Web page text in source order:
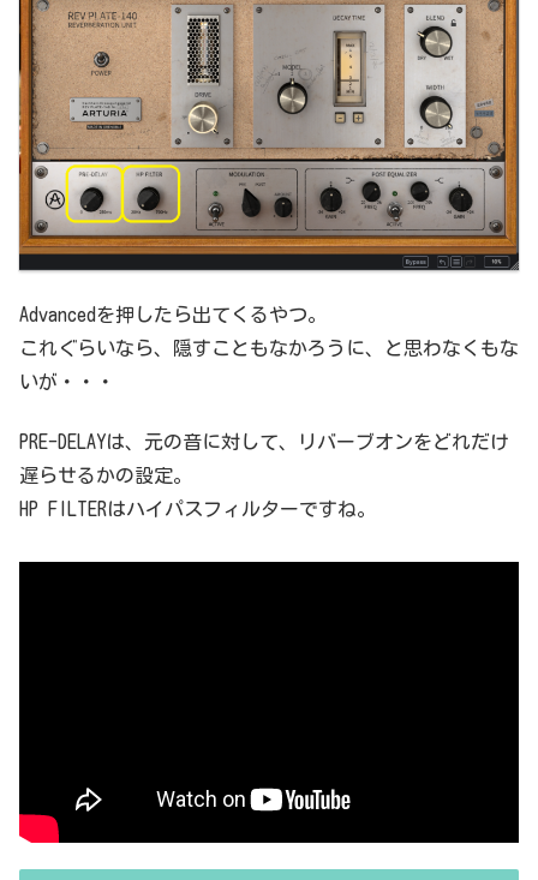
Advancedを押したら出てくるやつ。
これぐらいなら、隠すこともなかろうに、と思わなくもな
いが・・・
PRE-DELAYは、元の音に対して、リバーブオンをどれだけ
遅らせるかの設定。
HP FILTERはハイパスフィルターですね。